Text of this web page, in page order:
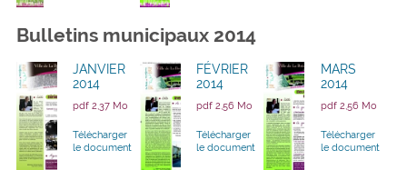
Bulletins municipaux 2014
JANVIER
2014
pdf 2,37 Mo
Télécharger
le document
FÉVRIER
2014
pdf 2,56 Mo
Télécharger
le document
MARS
2014
pdf 2,56 Mo
Télécharger
le document